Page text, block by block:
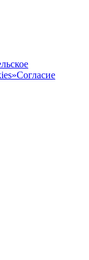
Согласие